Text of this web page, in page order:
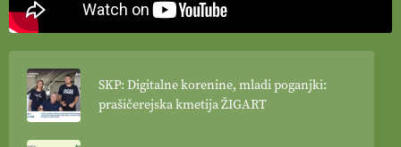
SKP: Digitalne korenine, mladi poganjki:
prašičerejska kmetija ŽIGART